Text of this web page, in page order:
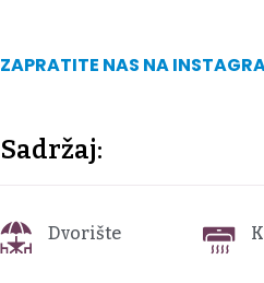
ZAPRATITE NAS NA
Sadržaj:
Dvorište